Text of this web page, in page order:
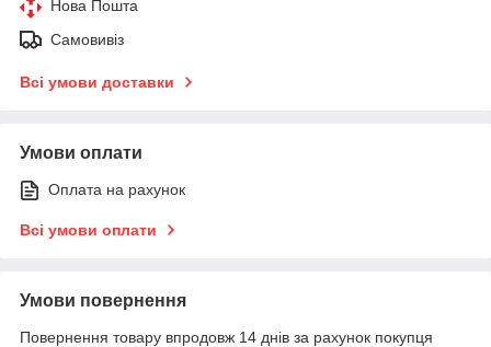
Нова Пошта
Самовивіз
Всі умови доставки
Умови оплати
Оплата на рахунок
Всі умови оплати
Умови повернення
Повернення товару впродовж 14 днів за рахунок покупця